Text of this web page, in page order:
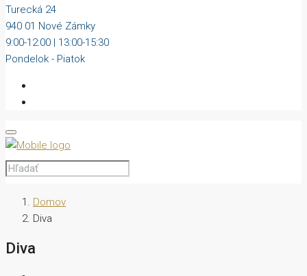
Turecká 24
940 01 Nové Zámky
9:00-12:00 | 13:00-15:30
Pondelok - Piatok
Domov
Diva
Diva